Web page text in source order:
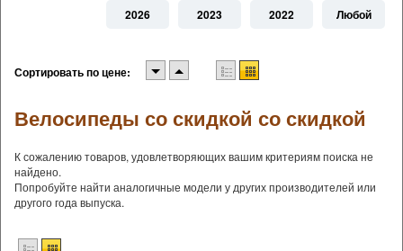
2026 2023 2022 Любой
Сортировать по цене:
Велосипеды со скидкой со скидкой
К сожалению товаров, удовлетворяющих вашим критериям поиска не
найдено.
Попробуйте найти аналогичные модели у других производителей или
другого года выпуска.